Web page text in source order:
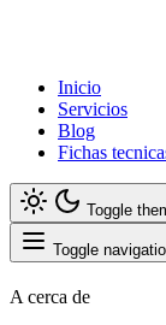
Inicio
Servicios
Blog
Fichas
Toggle
Toggle
A cerca de